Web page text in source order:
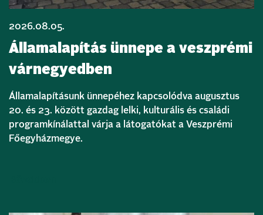
2026.08.05.
Államalapítás ünnepe a veszprémi
várnegyedben
Államalapításunk ünnepéhez kapcsolódva augusztus
20. és 23. között gazdag lelki, kulturális és családi
programkínálattal várja a látogatókat a Veszprémi
Főegyházmegye.